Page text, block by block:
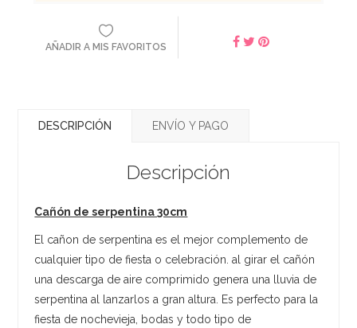
AÑADIR A MIS FAVORITOS
DESCRIPCIÓN ENVÍO Y PAGO
Descripción
Cañón de serpentina 30cm
El cañon de serpentina es el mejor complemento de
cualquier tipo de fiesta o celebración. al girar el cañón
una descarga de aire comprimido genera una lluvia de
serpentina al lanzarlos a gran altura. Es perfecto para la
fiesta de nochevieja, bodas y todo tipo de